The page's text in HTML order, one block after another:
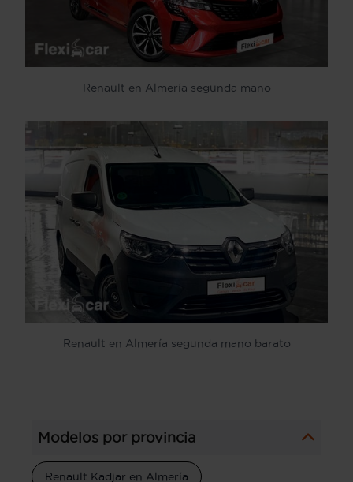
Renault en Almería segunda mano
Renault en Almería segunda mano barato
Modelos por provincia
Renault Kadjar en Almería